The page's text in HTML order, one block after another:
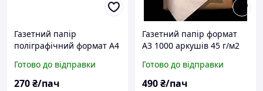
Газетний папір
поліграфічний формат А4
45 г/м2 розмір аркуша
210*297мм
Готово до відправки
270₴/пач
Газетний папір формат
А3 1000 аркушів 45 г/м2
Готово до відправки
490₴/пач